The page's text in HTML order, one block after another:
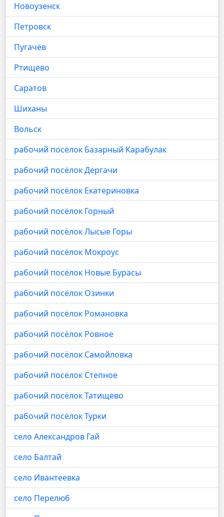
Новоузенск
Петровск
Пугачёв
Ртищево
Саратов
Шиханы
Вольск
рабочий посёлок Базарный Карабулак
рабочий посёлок Дергачи
рабочий посёлок Екатериновка
рабочий посёлок Горный
рабочий посёлок Лысые Горы
рабочий посёлок Мокроус
рабочий посёлок Новые Бурасы
рабочий посёлок Озинки
рабочий посёлок Романовка
рабочий посёлок Ровное
рабочий посёлок Самойловка
рабочий посёлок Степное
рабочий посёлок Татищево
рабочий посёлок Турки
село Александров Гай
село Балтай
село Ивантеевка
село Перелюб